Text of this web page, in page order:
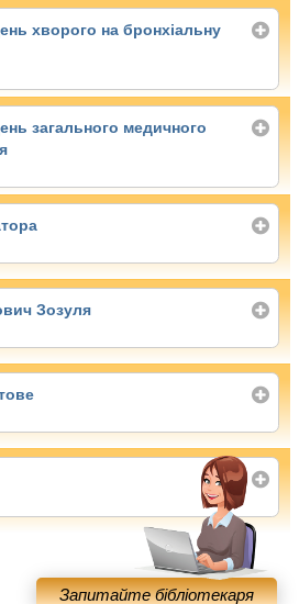
хворого на бронхіальну
загального медичного
Зозуля